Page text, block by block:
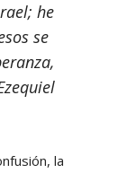
he
se
la